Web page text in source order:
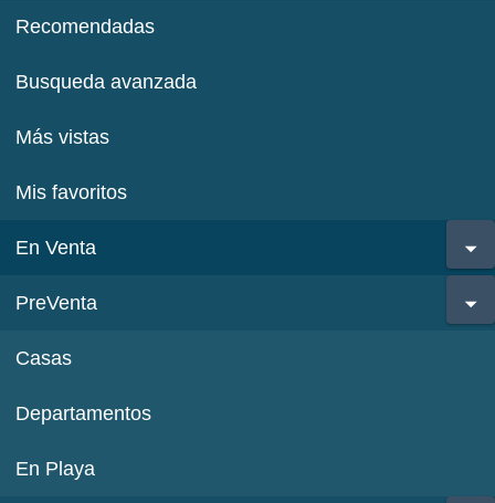
Recomendadas
Busqueda avanzada
Más vistas
Mis favoritos
En Venta
PreVenta
Casas
Departamentos
En Playa